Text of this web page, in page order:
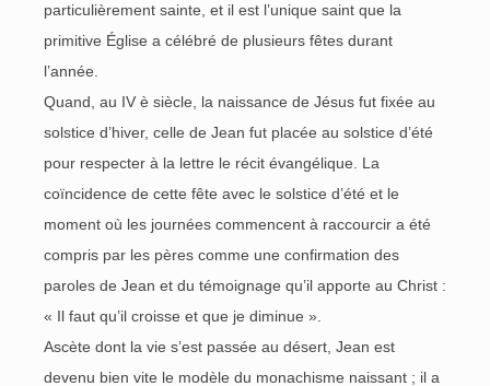
particulièrement sainte, et il est l’unique saint que la
primitive Église a célébré de plusieurs fêtes durant
l’année.
Quand, au IV è siècle, la naissance de Jésus fut fixée au
solstice d’hiver, celle de Jean fut placée au solstice d’été
pour respecter à la lettre le récit évangélique. La
coïncidence de cette fête avec le solstice d’été et le
moment où les journées commencent à raccourcir a été
compris par les pères comme une confirmation des
paroles de Jean et du témoignage qu’il apporte au Christ :
« Il faut qu’il croisse et que je diminue ».
Ascète dont la vie s’est passée au désert, Jean est
devenu bien vite le modèle du monachisme naissant ; il a